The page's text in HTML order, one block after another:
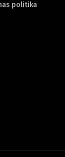
politika